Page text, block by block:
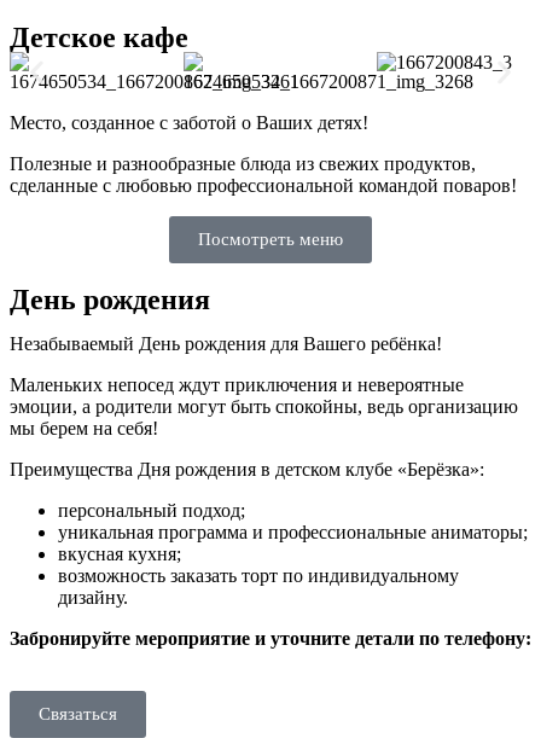
Детское кафе
Место, созданное с заботой о Ваших детях!
Полезные и разнообразные блюда из свежих продуктов,
сделанные с любовью профессиональной командой поваров!
Посмотреть меню
День рождения
Незабываемый День рождения для Вашего ребёнка!
Маленьких непосед ждут приключения и невероятные
эмоции, а родители могут быть спокойны, ведь организацию
мы берем на себя!
Преимущества Дня рождения в детском клубе «Берёзка»:
персональный подход;
уникальная программа и профессиональные аниматоры;
вкусная кухня;
возможность заказать торт по индивидуальному
дизайну.
Забронируйте мероприятие и уточните детали по телефону:
Связаться